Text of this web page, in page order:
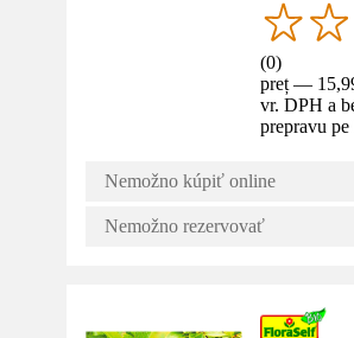
(0)
preț —
vr. DPH a
prepravu pe
Nemožno kúpiť online
Nemožno rezervovať